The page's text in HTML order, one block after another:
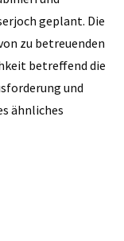
geplant. Die
zu betreuenden
betreffend die
und
ähnliches